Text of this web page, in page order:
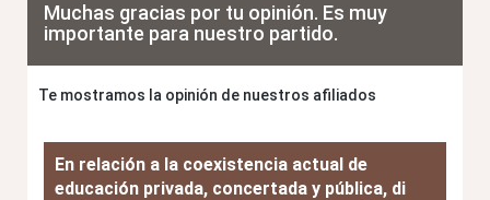
Muchas gracias por tu opinión. Es muy
importante para nuestro partido.
Te mostramos la opinión de nuestros afiliados
En relación a la coexistencia actual de
educación privada, concertada y pública, di